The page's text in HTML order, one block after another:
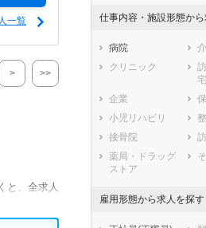
一覧
> >>
と、全求人
鹿児島県
沖縄県
横浜市栄区
川崎市中原区
川崎市多摩区
川崎市麻生区
相模原市すべて
相模原市緑区
仕事内容・施設形態か
病院
クリニック
企業
小児リハビリ
接骨院
薬局・ドラッグ
ストア
雇用形態から求人を探す